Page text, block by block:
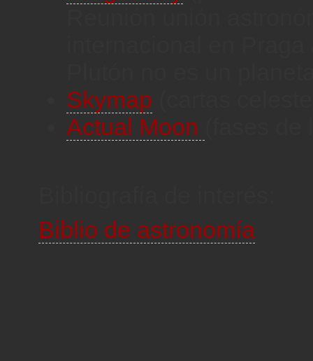
Skymap
Actual Moon
Biblio de astronomía